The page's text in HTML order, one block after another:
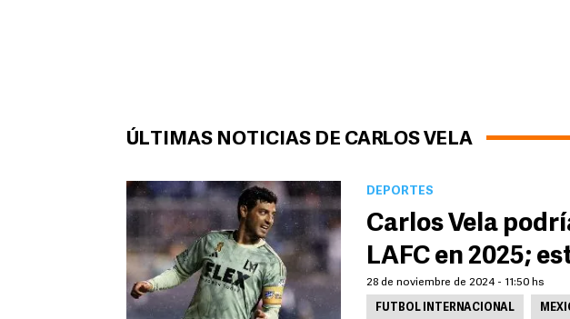
ÚLTIMAS NOTICIAS DE CARLOS VELA
DEPORTES
Carlos Vela
LAFC en 2025;
28 de noviembre de 2024 - 11:50 hs
FUTBOL INTERNACIONAL